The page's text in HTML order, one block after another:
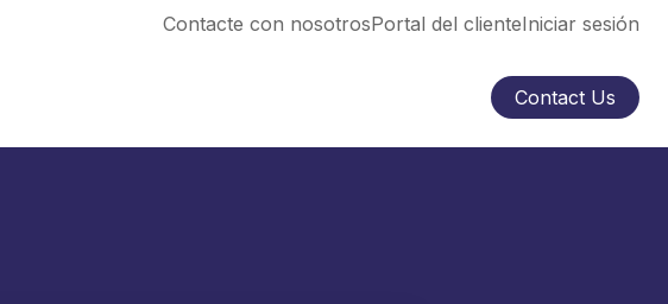
Contacte con nosotrosPortal del clienteIniciar sesión
Contact Us